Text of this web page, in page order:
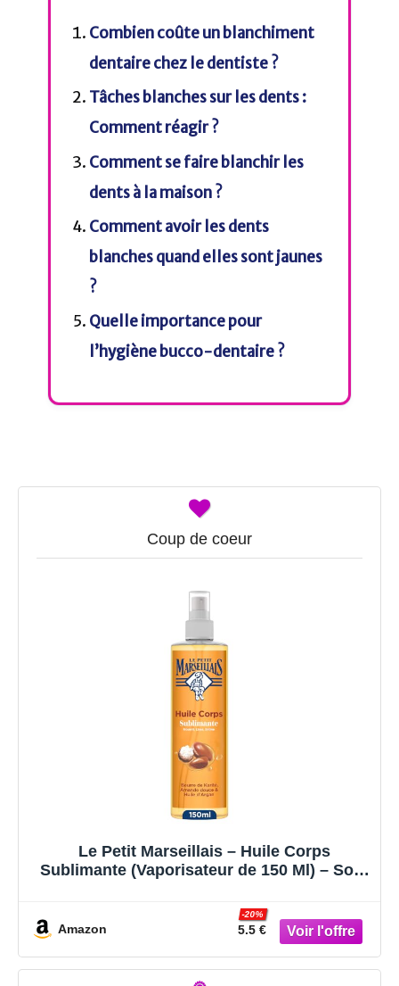
Combien coûte un blanchiment
dentaire chez le dentiste ?
Tâches blanches sur les dents :
Comment réagir ?
Comment se faire blanchir les
dents à la maison ?
Comment avoir les dents
blanches quand elles sont jaunes
?
Quelle importance pour
l’hygiène bucco-dentaire ?
Coup de coeur
Le Petit Marseillais – Huile Corps
Sublimante (Vaporisateur de 150 Ml) – Soin
Corps au Beurre de Karité, Amande Douce
et Huile d'Argan
Amazon 5.5 €
-20%